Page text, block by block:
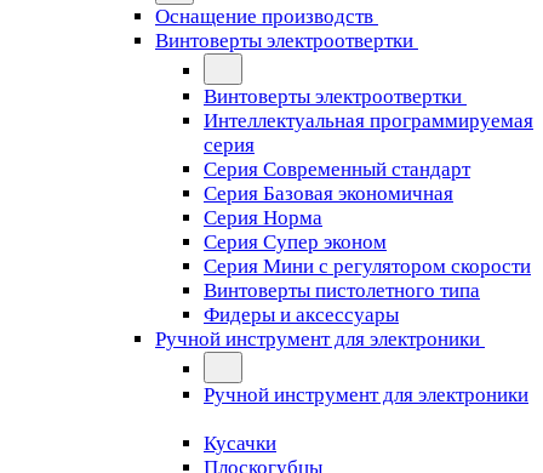
Оснащение производств
Винтоверты электроотвертки
Винтоверты электроотвертки
Интеллектуальная программируемая
серия
Серия Современный стандарт
Серия Базовая экономичная
Серия Норма
Серия Cупер эконом
Серия Мини с регулятором скорости
Винтоверты пистолетного типа
Фидеры и аксессуары
Ручной инструмент для электроники
Ручной инструмент для электроники
Кусачки
Плоскогубцы